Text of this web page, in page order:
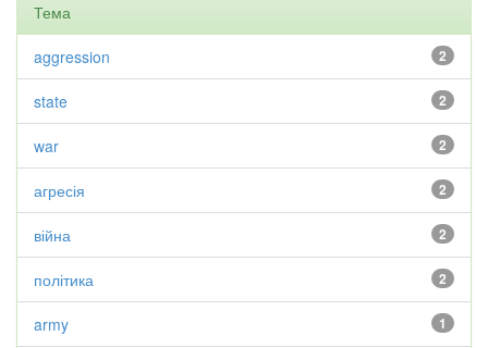
Тема
2
aggression
2
state
2
war
2
агресія
2
війна
2
політика
1
army